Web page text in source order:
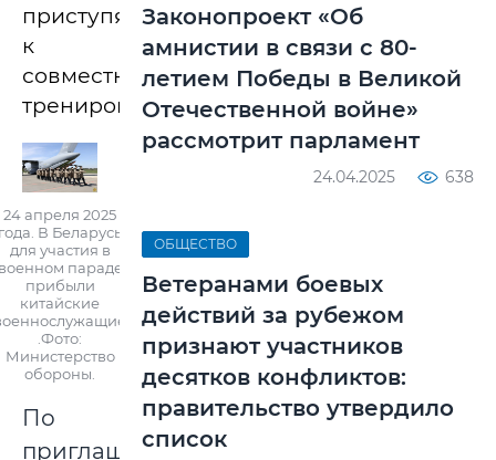
приступят
к
совместным
тренировкам.
24 апреля 2025
В Беларусь
для участия в
параде
прибыли
китайские
.Фото:
Министерство
обороны.
По
приглашению
Законопроект «Об
амнистии в связи с 80-
летием Победы в Великой
Отечественной войне»
рассмотрит парламент
24.04.2025 638
ОБЩЕСТВО
Ветеранами боевых
действий за рубежом
признают участников
десятков конфликтов:
правительство утвердило
список